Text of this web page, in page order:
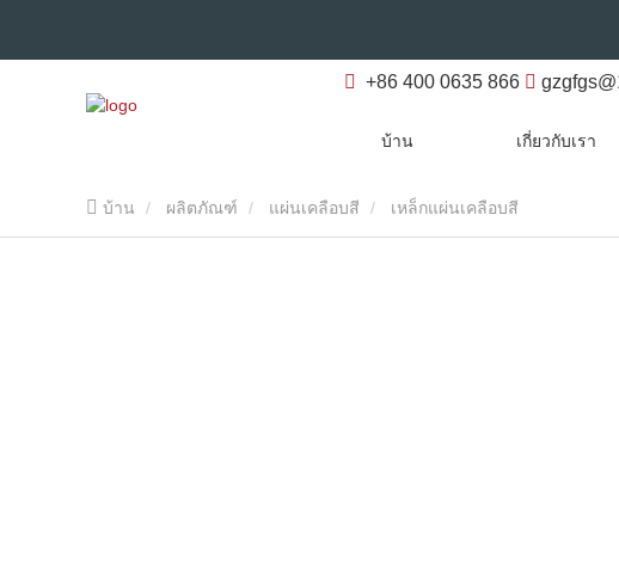
+86 400 0635 866
บ้าน เกี่ยวกับเรา
บ้าน ผลิตภัณฑ์ แผ่นเคลือบสี เหล็กแผ่นเคลือบสี